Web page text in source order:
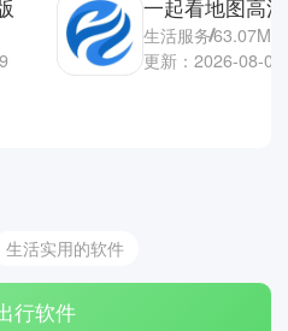
生活服务63.07M
更新：2026-08-08
生活实用的软件
行软件